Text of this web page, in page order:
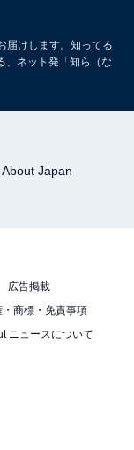
届けします。知ってる
、ネット発「知ら（な
About Japan
広告掲載
・商標・免責事項
ニュースについて